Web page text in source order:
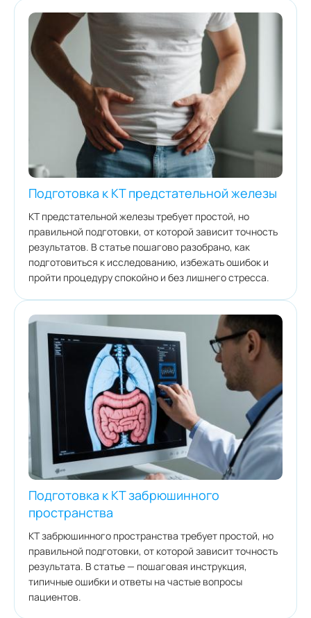
Подготовка к КТ предстательной железы
КТ предстательной железы требует простой, но
правильной подготовки, от которой зависит точность
результатов. В статье пошагово разобрано, как
подготовиться к исследованию, избежать ошибок и
пройти процедуру спокойно и без лишнего стресса.
Подготовка к КТ забрюшинного
пространства
КТ забрюшинного пространства требует простой, но
правильной подготовки, от которой зависит точность
результата. В статье — пошаговая инструкция,
типичные ошибки и ответы на частые вопросы
пациентов.